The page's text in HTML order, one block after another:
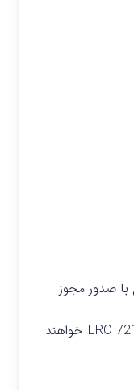
۸-توکن های نقدینگی توکن های ERC 721 خواهند